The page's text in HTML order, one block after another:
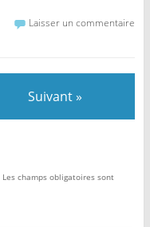
Laisser un commentaire
Suivant »
Les champs obligatoires sont